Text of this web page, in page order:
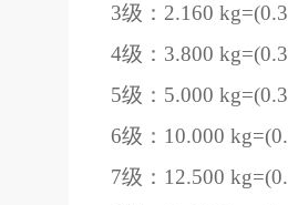
3级：2.160
4级：3.800
5级：5.000
6级：10.000
7级：12.500